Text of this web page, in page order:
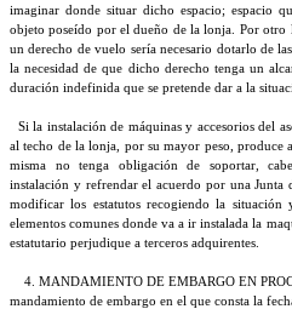
imaginar donde situar dicho espacio; espacio
objeto poseído por el dueño de la lonja. Por otro
un derecho de vuelo sería necesario dotarlo de
la necesidad de que dicho derecho tenga un
duración indefinida que se pretende dar a la
Si la instalación de máquinas y accesorios del
al techo de la lonja, por su mayor peso, produce
misma no tenga obligación de soportar,
instalación y refrendar el acuerdo por una Junta
modificar los estatutos recogiendo la
elementos comunes donde va a ir instalada la
estatutario perjudique a terceros adquirentes.
4. MANDAMIENTO DE EMBARGO EN
mandamiento de embargo en el que consta la